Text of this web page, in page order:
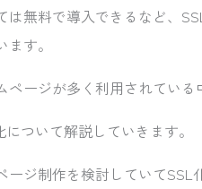
は無料で導入できるなど、
す。
ページが多く利用されてい
ついて解説していきます。
ージ制作を検討していてSSL